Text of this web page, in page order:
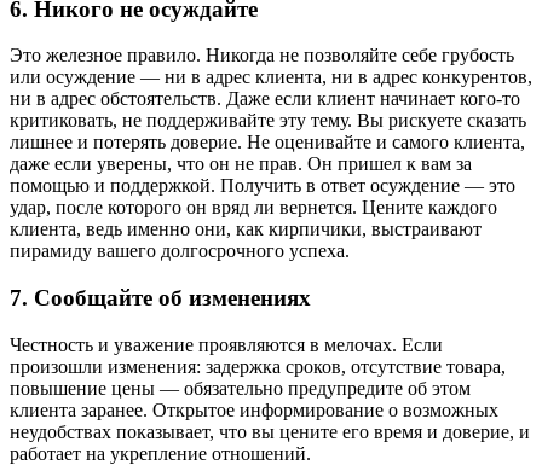
6. Никого не осуждайте
Это железное правило. Никогда не позволяйте себе грубость
или осуждение — ни в адрес клиента, ни в адрес конкурентов,
ни в адрес обстоятельств. Даже если клиент начинает кого-то
критиковать, не поддерживайте эту тему. Вы рискуете сказать
лишнее и потерять доверие. Не оценивайте и самого клиента,
даже если уверены, что он не прав. Он пришел к вам за
помощью и поддержкой. Получить в ответ осуждение — это
удар, после которого он вряд ли вернется. Цените каждого
клиента, ведь именно они, как кирпичики, выстраивают
пирамиду вашего долгосрочного успеха.
7. Сообщайте об изменениях
Честность и уважение проявляются в мелочах. Если
произошли изменения: задержка сроков, отсутствие товара,
повышение цены — обязательно предупредите об этом
клиента заранее. Открытое информирование о возможных
неудобствах показывает, что вы цените его время и доверие, и
работает на укрепление отношений.